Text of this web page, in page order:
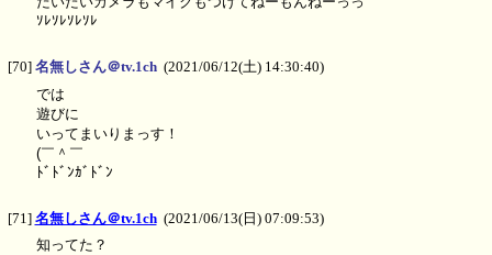
ｿﾚｿﾚｿﾚｿﾚ
[70] 名無しさん＠tv.1ch (2021/06/12(土) 14:30:40)
では
遊びに
いってまいりまっす！
(￣＾￣ゞ
ﾄﾞﾄﾞﾝｶﾞﾄﾞﾝ
[71] 名無しさん＠tv.1ch (2021/06/13(日) 07:09:53)
知ってた？